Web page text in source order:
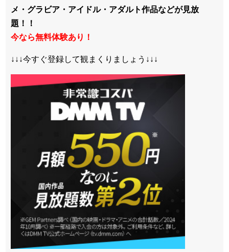
メ・グラビア・アイドル・アダルト作品などが見放
題！！
今なら無料体験あり！
↓↓↓今すぐ登録して観まくりましょう↓↓↓